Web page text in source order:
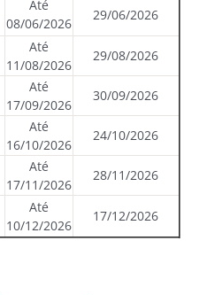
Até
08/06/2026
29/06/2026
Até
11/08/2026
29/08/2026
Até
17/09/2026
30/09/2026
Até
16/10/2026
24/10/2026
Até
17/11/2026
28/11/2026
Até
10/12/2026
17/12/2026